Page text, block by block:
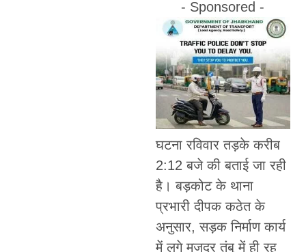
- Sponsored -
घटना रविवार तड़के करीब
2:12 बजे की बताई जा रही
है। बड़कोट के थाना
प्रभारी दीपक कठेत के
अनुसार, सड़क निर्माण कार्य
में लगे मजदूर तंबू में ही रह